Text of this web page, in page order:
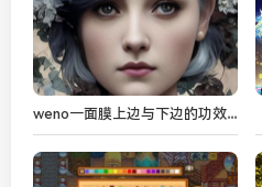
weno一面膜上边与下边的功效有什么不同？使用效果如何？